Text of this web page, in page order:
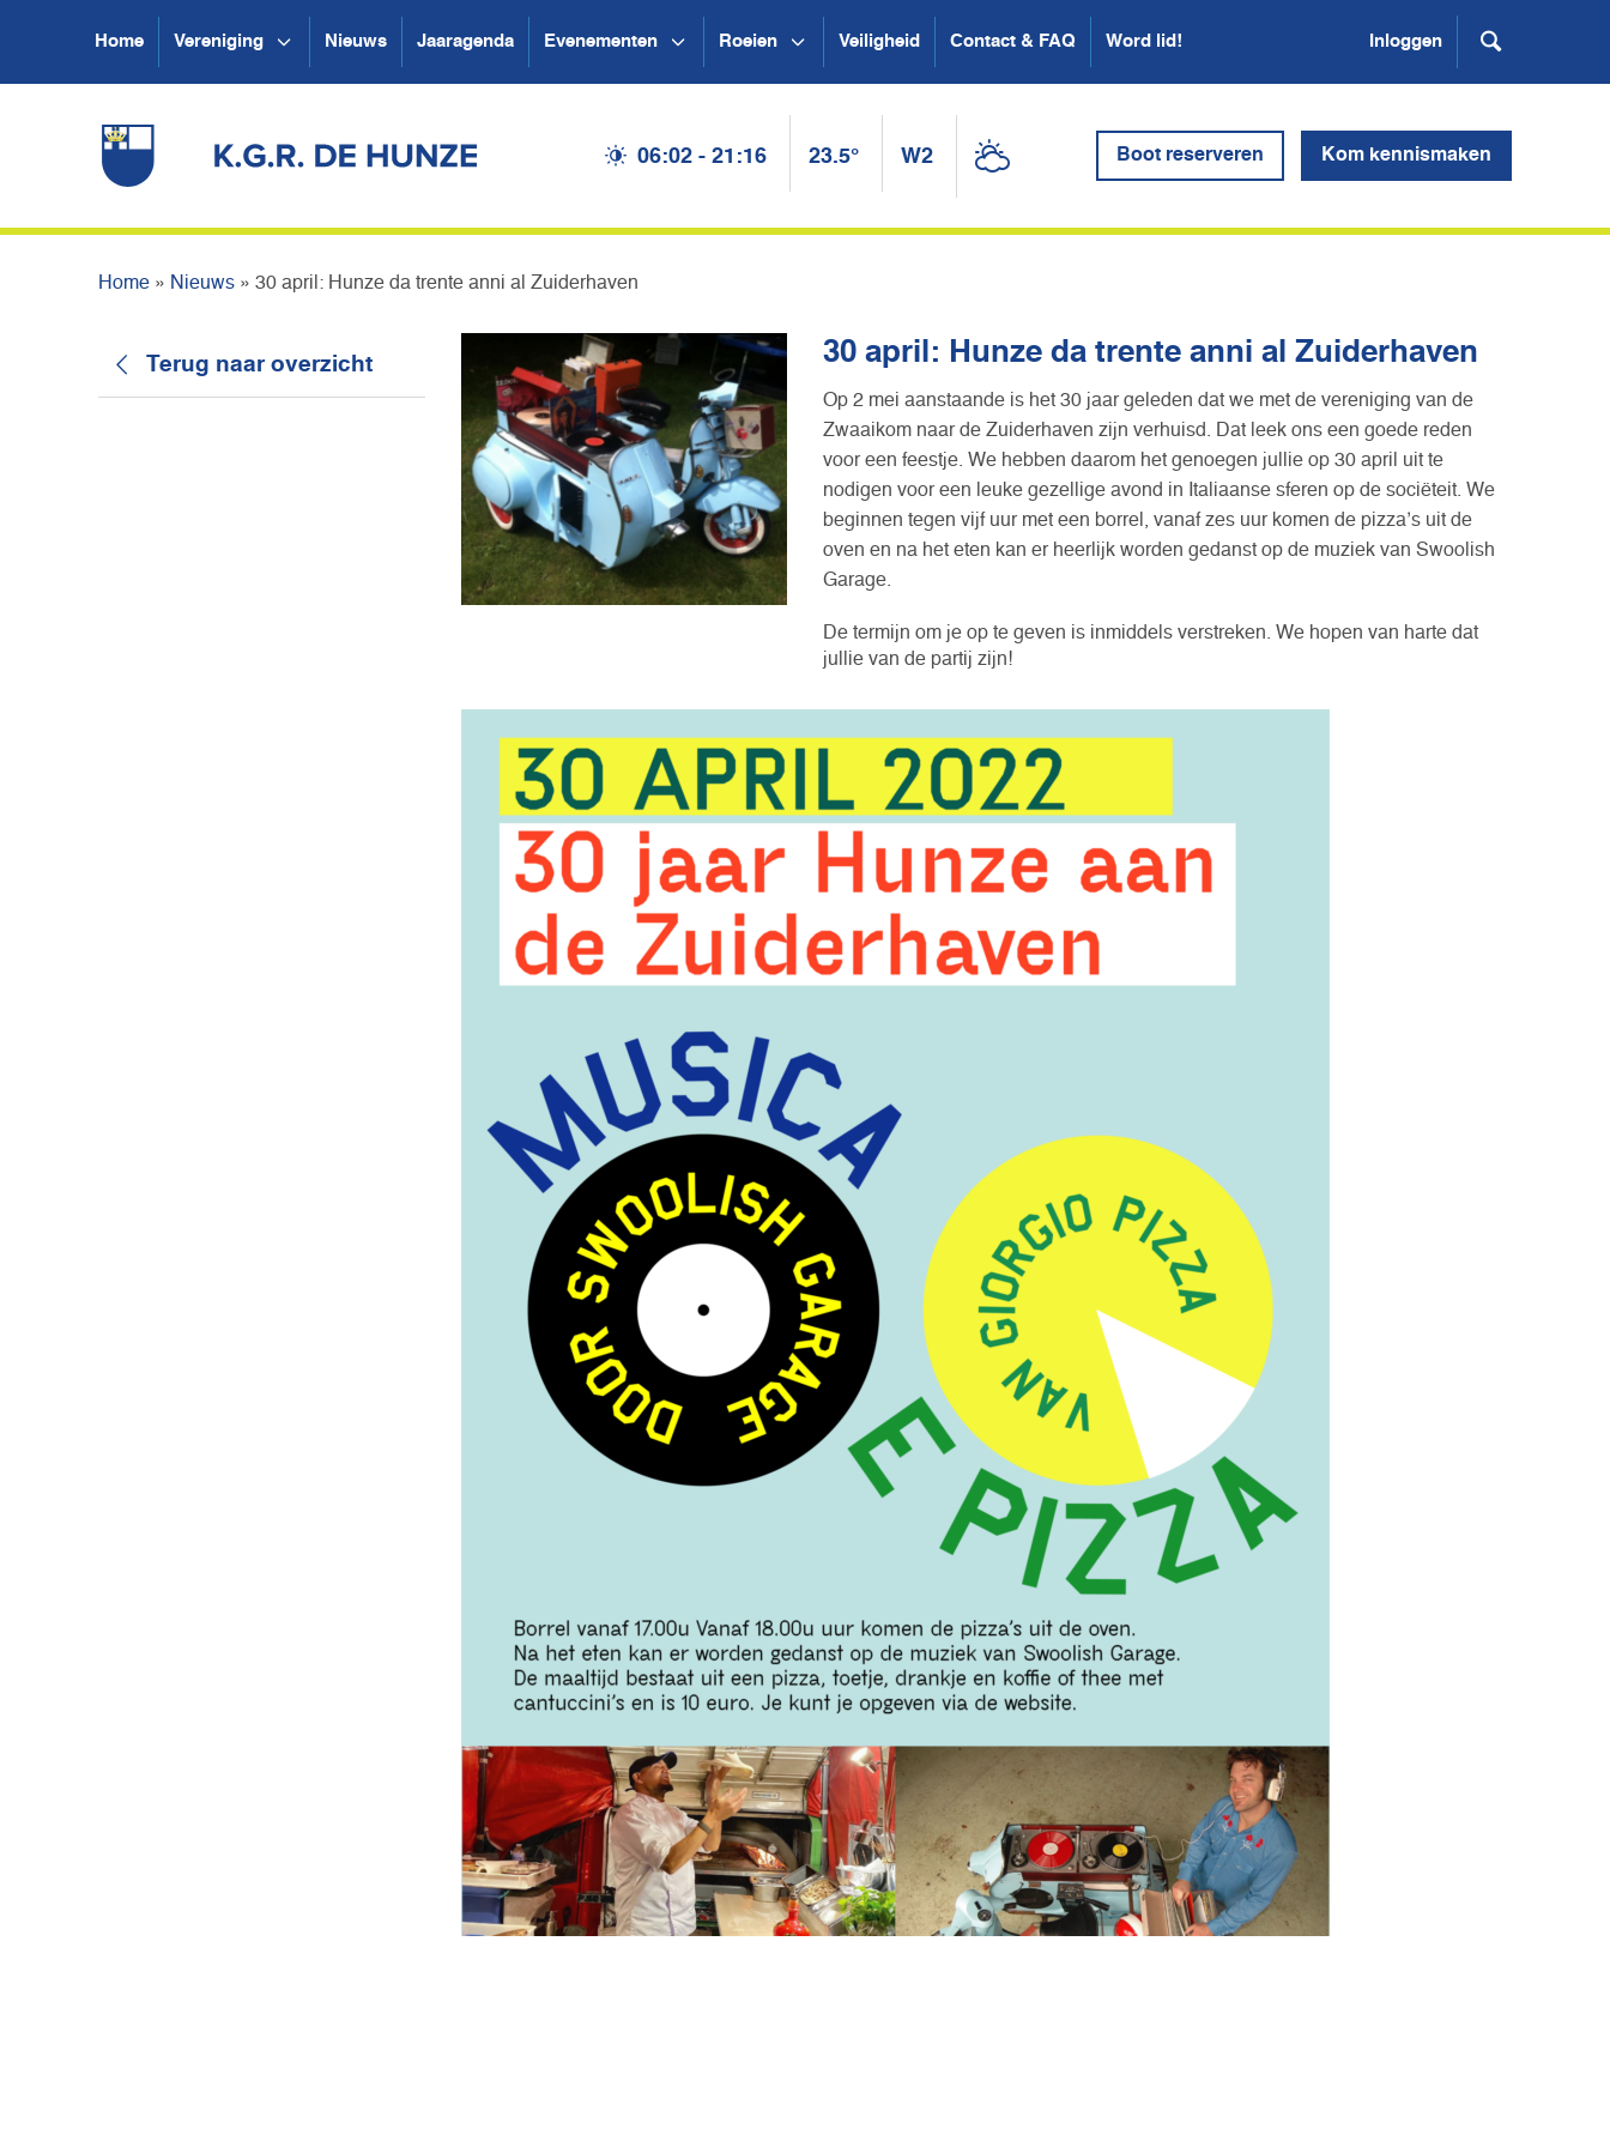
Home Vereniging Nieuws Jaaragenda Evenementen Roeien Veiligheid Contact & FAQ Word lid! Inloggen
06:02 - 21:16 23.5° W2 Boot reserveren Kom kennismaken
Home » Nieuws » 30 april: Hunze da trente anni al Zuiderhaven
Terug naar overzicht 30 april: Hunze da trente anni al Zuiderhaven
Op 2 mei aanstaande is het 30 jaar geleden dat we met de vereniging van de
Zwaaikom naar de Zuiderhaven zijn verhuisd. Dat leek ons een goede reden
voor een feestje. We hebben daarom het genoegen jullie op 30 april uit te
nodigen voor een leuke gezellige avond in Italiaanse sferen op de sociëteit. We
beginnen tegen vijf uur met een borrel, vanaf zes uur komen de pizza’s uit de
oven en na het eten kan er heerlijk worden gedanst op de muziek van Swoolish
Garage.
De termijn om je op te geven is inmiddels verstreken. We hopen van harte dat
jullie van de partij zijn!